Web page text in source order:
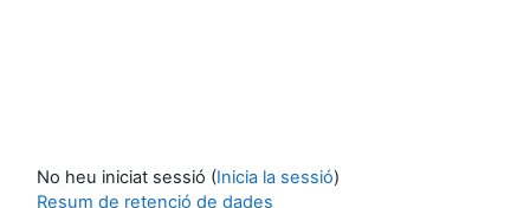
No heu iniciat sessió (Inicia la sessió)
Resum de retenció de dades